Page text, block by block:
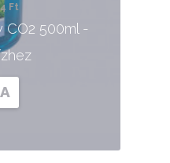
Ft
CO2 500ml -